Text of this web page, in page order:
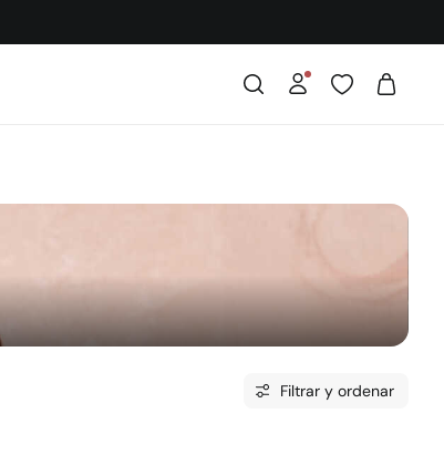
Filtrar y ordenar